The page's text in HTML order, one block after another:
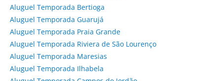
Aluguel Temporada Bertioga
Aluguel Temporada Guarujá
Aluguel Temporada Praia Grande
Aluguel Temporada Riviera de São Lourenço
Aluguel Temporada Maresias
Aluguel Temporada Ilhabela